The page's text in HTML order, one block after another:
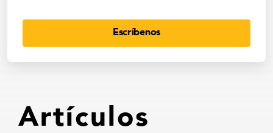
Escríbenos
Artículos